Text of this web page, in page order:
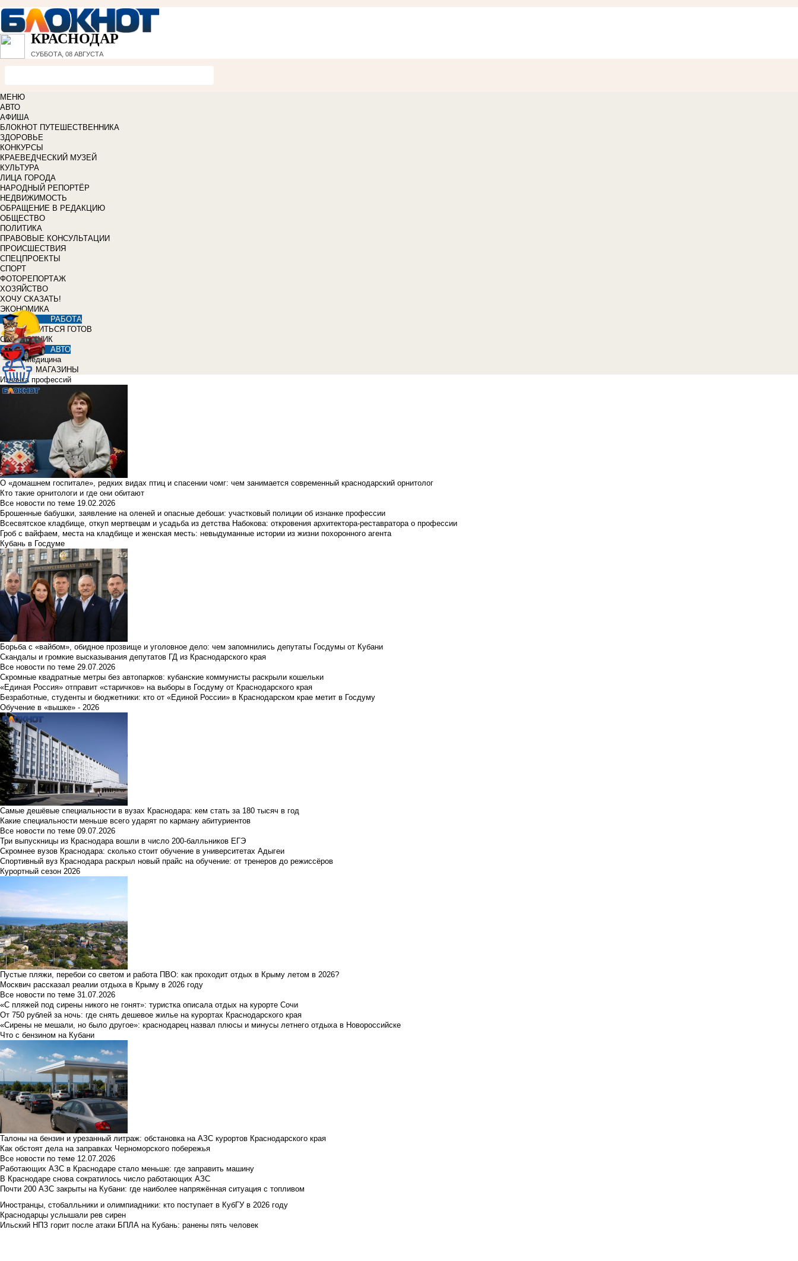
КРАСНОДАР
СУББОТА, 08 АВГУСТА
МЕНЮ
АВТО
АФИША
БЛОКНОТ ПУТЕШЕСТВЕННИКА
ЗДОРОВЬЕ
КОНКУРСЫ
КРАЕВЕДЧЕСКИЙ МУЗЕЙ
КУЛЬТУРА
ЛИЦА ГОРОДА
НАРОДНЫЙ РЕПОРТЁР
НЕДВИЖИМОСТЬ
ОБРАЩЕНИЕ В РЕДАКЦИЮ
ОБЩЕСТВО
ПОЛИТИКА
ПРАВОВЫЕ КОНСУЛЬТАЦИИ
ПРОИСШЕСТВИЯ
СПЕЦПРОЕКТЫ
СПОРТ
ФОТОРЕПОРТАЖ
ХОЗЯЙСТВО
ХОЧУ СКАЗАТЬ!
ЭКОНОМИКА
РАБОТА
УЧИТЬСЯ ГОТОВ
СПРАВОЧНИК
АВТО
Медицина
МАГАЗИНЫ
Изнанка профессий
О «домашнем госпитале», редких видах птиц и спасении чомг: чем занимается современный краснодарский орнитолог
Кто такие орнитологи и где они обитают
Все новости по теме 19.02.2026
Брошенные бабушки, заявление на оленей и опасные дебоши: участковый полиции об изнанке профессии
Всесвятское кладбище, откуп мертвецам и усадьба из детства Набокова: откровения архитектора-реставратора о профессии
Гроб с вайфаем, места на кладбище и женская месть: невыдуманные истории из жизни похоронного агента
Кубань в Госдуме
Борьба с «вайбом», обидное прозвище и уголовное дело: чем запомнились депутаты Госдумы от Кубани
Скандалы и громкие высказывания депутатов ГД из Краснодарского края
Все новости по теме 29.07.2026
Скромные квадратные метры без автопарков: кубанские коммунисты раскрыли кошельки
«Единая Россия» отправит «старичков» на выборы в Госдуму от Краснодарского края
Безработные, студенты и бюджетники: кто от «Единой России» в Краснодарском крае метит в Госдуму
Обучение в «вышке» - 2026
Самые дешёвые специальности в вузах Краснодара: кем стать за 180 тысяч в год
Какие специальности меньше всего ударят по карману абитуриентов
Все новости по теме 09.07.2026
Три выпускницы из Краснодара вошли в число 200-балльников ЕГЭ
Скромнее вузов Краснодара: сколько стоит обучение в университетах Адыгеи
Спортивный вуз Краснодара раскрыл новый прайс на обучение: от тренеров до режиссёров
Курортный сезон 2026
Пустые пляжи, перебои со светом и работа ПВО: как проходит отдых в Крыму летом в 2026?
Москвич рассказал реалии отдыха в Крыму в 2026 году
Все новости по теме 31.07.2026
«С пляжей под сирены никого не гонят»: туристка описала отдых на курорте Сочи
От 750 рублей за ночь: где снять дешевое жилье на курортах Краснодарского края
«Сирены не мешали, но было другое»: краснодарец назвал плюсы и минусы летнего отдыха в Новороссийске
Что с бензином на Кубани
Талоны на бензин и урезанный литраж: обстановка на АЗС курортов Краснодарского края
Как обстоят дела на заправках Черноморского побережья
Все новости по теме 12.07.2026
Работающих АЗС в Краснодаре стало меньше: где заправить машину
В Краснодаре снова сократилось число работающих АЗС
Почти 200 АЗС закрыты на Кубани: где наиболее напряжённая ситуация с топливом
Иностранцы, стобалльники и олимпиадники: кто поступает в КубГУ в 2026 году
Краснодарцы услышали рев сирен
Ильский НПЗ горит после атаки БПЛА на Кубань: ранены пять человек